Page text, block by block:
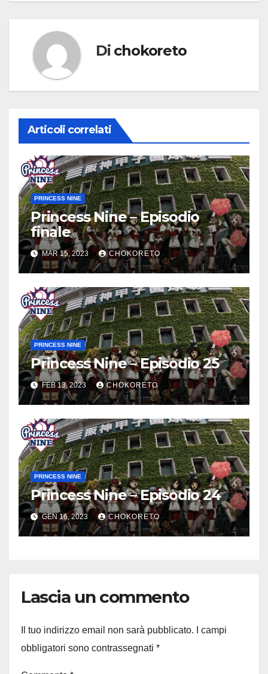
Di chokoreto
Articoli correlati
PRINCESS NINE
Princess Nine – Episodio
finale
MAR 15, 2023 CHOKORETO
PRINCESS NINE
Princess Nine – Episodio 25
FEB 13, 2023 CHOKORETO
PRINCESS NINE
Princess Nine – Episodio 24
GEN 16, 2023 CHOKORETO
Lascia un commento
Il tuo indirizzo email non sarà pubblicato.
I campi
obbligatori sono contrassegnati *